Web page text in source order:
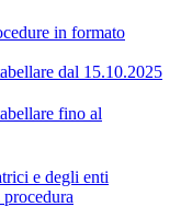
in formato
dal 15.10.2025
fino al
e degli enti